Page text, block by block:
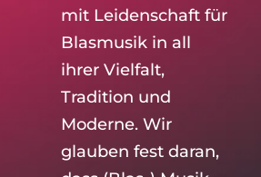
mit Leidenschaft für
Blasmusik in all
ihrer Vielfalt,
Tradition und
Moderne. Wir
glauben fest daran,